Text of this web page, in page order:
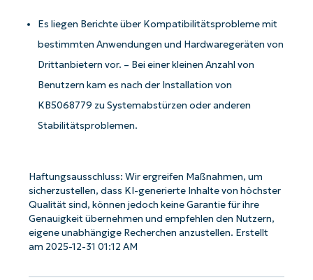
Es liegen Berichte über Kompatibilitätsprobleme mit
bestimmten Anwendungen und Hardwaregeräten von
Drittanbietern vor. – Bei einer kleinen Anzahl von
Benutzern kam es nach der Installation von
KB5068779 zu Systemabstürzen oder anderen
Stabilitätsproblemen.
Haftungsausschluss: Wir ergreifen Maßnahmen, um
sicherzustellen, dass KI-generierte Inhalte von höchster
Qualität sind, können jedoch keine Garantie für ihre
Genauigkeit übernehmen und empfehlen den Nutzern,
eigene unabhängige Recherchen anzustellen. Erstellt
am 2025-12-31 01:12 AM